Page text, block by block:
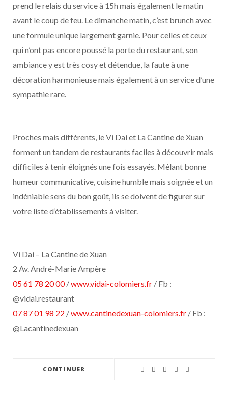
prend le relais du service à 15h mais également le matin
avant le coup de feu. Le dimanche matin, c’est brunch avec
une formule unique largement garnie. Pour celles et ceux
qui n’ont pas encore poussé la porte du restaurant, son
ambiance y est très cosy et détendue, la faute à une
décoration harmonieuse mais également à un service d’une
sympathie rare.
Proches mais différents, le Vi Dai et La Cantine de Xuan
forment un tandem de restaurants faciles à découvrir mais
difficiles à tenir éloignés une fois essayés. Mêlant bonne
humeur communicative, cuisine humble mais soignée et un
indéniable sens du bon goût, ils se doivent de figurer sur
votre liste d’établissements à visiter.
Vi Dai – La Cantine de Xuan
2 Av. André-Marie Ampère
05 61 78 20 00/www.vidai-colomiers.fr / Fb :
@vidai.restaurant
07 87 01 98 22 /www.cantinedexuan-colomiers.fr / Fb :
@Lacantinedexuan
CONTINUER